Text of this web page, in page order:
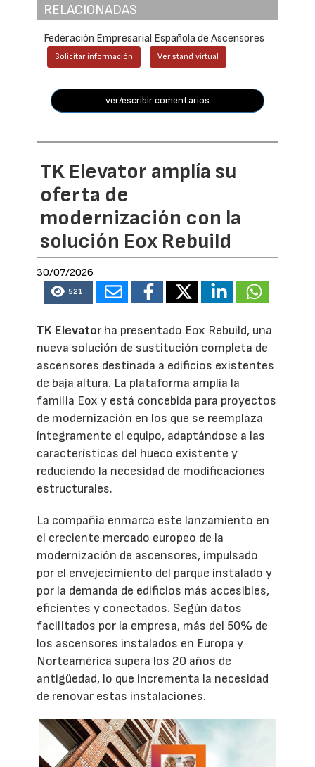
RELACIONADAS
Federación Empresarial Española de Ascensores
Solicitar información Ver stand virtual
ver/escribir comentarios
TK Elevator amplía su
oferta de
modernización con la
solución Eox Rebuild
30/07/2026
521
TK Elevatorha presentado Eox Rebuild, una
nueva solución de sustitución completa de
ascensores destinada a edificios existentes
de baja altura. La plataforma amplía la
familia Eox y está concebida para proyectos
de modernización en los que se reemplaza
íntegramente el equipo, adaptándose a las
características del hueco existente y
reduciendo la necesidad de modificaciones
estructurales.
La compañía enmarca este lanzamiento en
el creciente mercado europeo de la
modernización de ascensores, impulsado
por el envejecimiento del parque instalado y
por la demanda de edificios más accesibles,
eficientes y conectados. Según datos
facilitados por la empresa, más del 50% de
los ascensores instalados en Europa y
Norteamérica supera los 20 años de
antigüedad, lo que incrementa la necesidad
de renovar estas instalaciones.